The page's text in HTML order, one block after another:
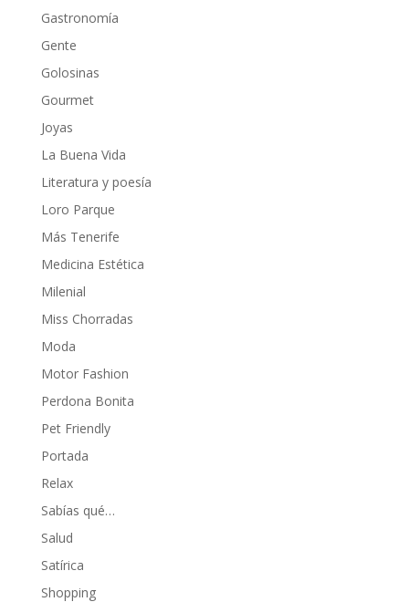
Gastronomía
Gente
Golosinas
Gourmet
Joyas
La Buena Vida
Literatura y poesía
Loro Parque
Más Tenerife
Medicina Estética
Milenial
Miss Chorradas
Moda
Motor Fashion
Perdona Bonita
Pet Friendly
Portada
Relax
Sabías qué…
Salud
Satírica
Shopping